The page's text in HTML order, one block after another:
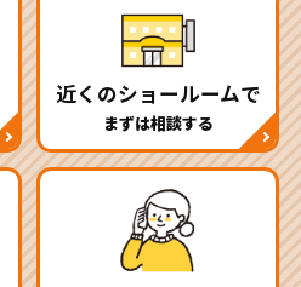
近くのショールームで
まずは相談する